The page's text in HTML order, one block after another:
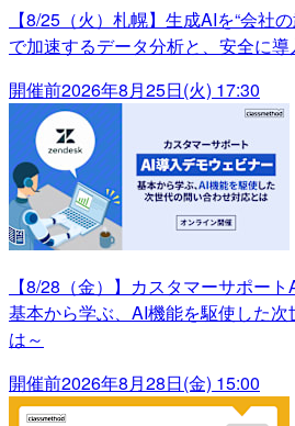
【8/25（火）札幌】生成AIを“会社
で加速するデータ分析と、安全に
開催前2026年8月25日(火) 17:30
【8/28（金）】カスタマーサポー
基本から学ぶ、AI機能を駆使した
は～
開催前2026年8月28日(金) 15:00